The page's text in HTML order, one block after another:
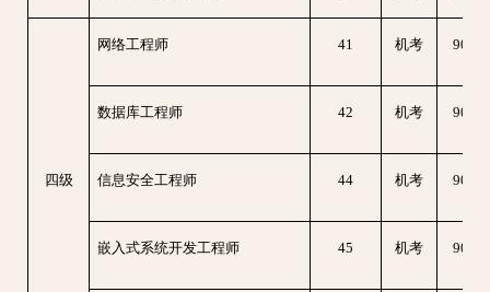
四级
网络工程师 41 机考 90分
数据库工程师 42 机考 90分
信息安全工程师 44 机考 90分
嵌入式系统开发工程师 45 机考 90分